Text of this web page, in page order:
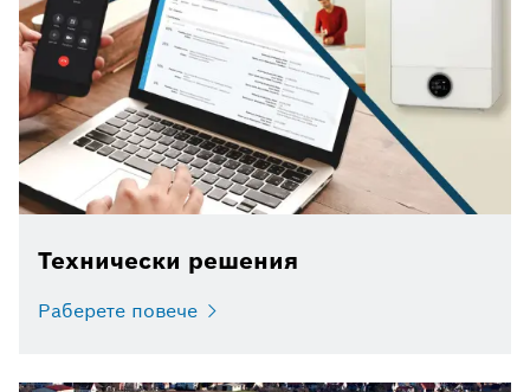
Технически решения
Раберете повече